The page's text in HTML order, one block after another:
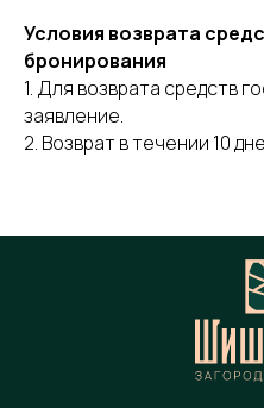
Условия возврата
бронирования
1. Для возврата средств
заявление.
2. Возврат в течении 10
Варианты бань
Процедуры
Забронировать
бельведеры
Варианты
Ленинградская область, Парк
Бронирование: +7 (952) 350-
Почта для бронирования и